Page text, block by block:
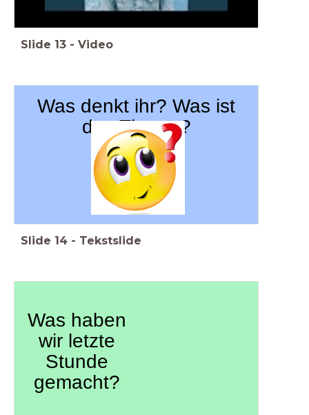
Slide 13 - Video
Was denkt ihr? Was ist
das Thema?
Slide 14 - Tekstslide
Was haben
wir letzte
Stunde
gemacht?